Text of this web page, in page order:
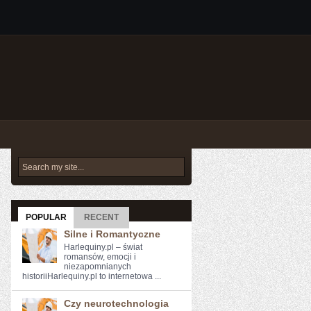
POPULAR RECENT
Silne i Romantyczne
Harlequiny.pl – świat
romansów, emocji i
niezapomnianych
historiiHarlequiny.pl to internetowa ...
Czy neurotechnologia